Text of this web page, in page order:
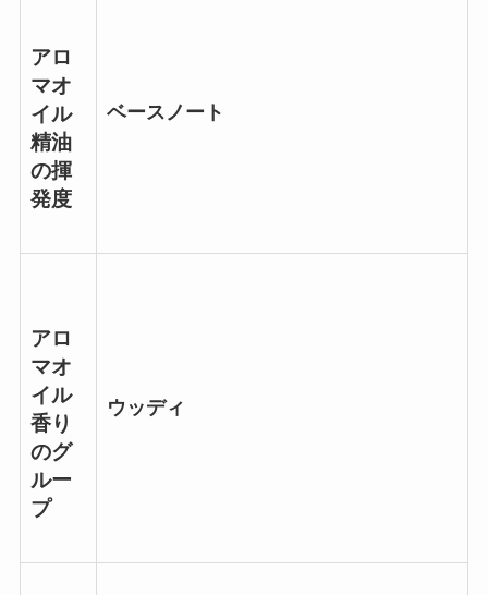
アロ
マオ
イル
精油
の揮
発度
ベースノート
アロ
マオ
イル
香り
のグ
ルー
プ
ウッディ